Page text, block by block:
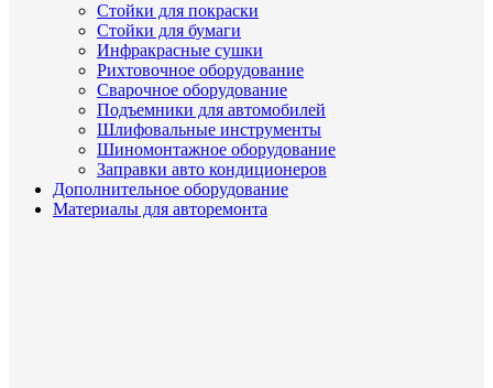
Стойки для покраски
Стойки для бумаги
Инфракрасные сушки
Рихтовочное оборудование
Сварочное оборудование
Подъемники для автомобилей
Шлифовальные инструменты
Шиномонтажное оборудование
Заправки авто кондиционеров
Дополнительное оборудование
Материалы для авторемонта